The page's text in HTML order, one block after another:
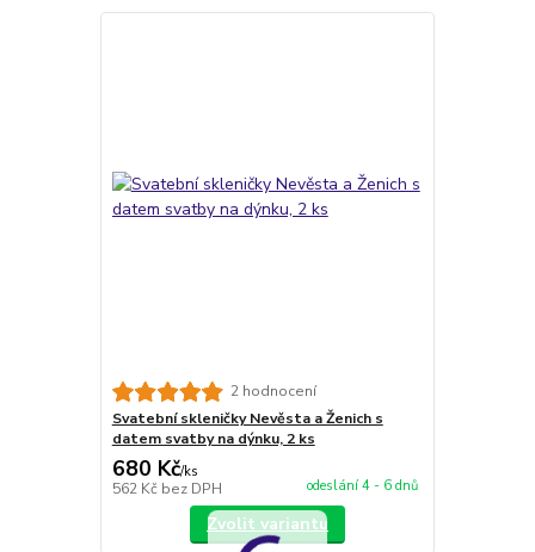
2 hodnocení
Svatební skleničky Nevěsta a Ženich s
datem svatby na dýnku, 2 ks
680 Kč/ks
562 Kč bez DPH odeslání 4 - 6 dnů
Zvolit variantu